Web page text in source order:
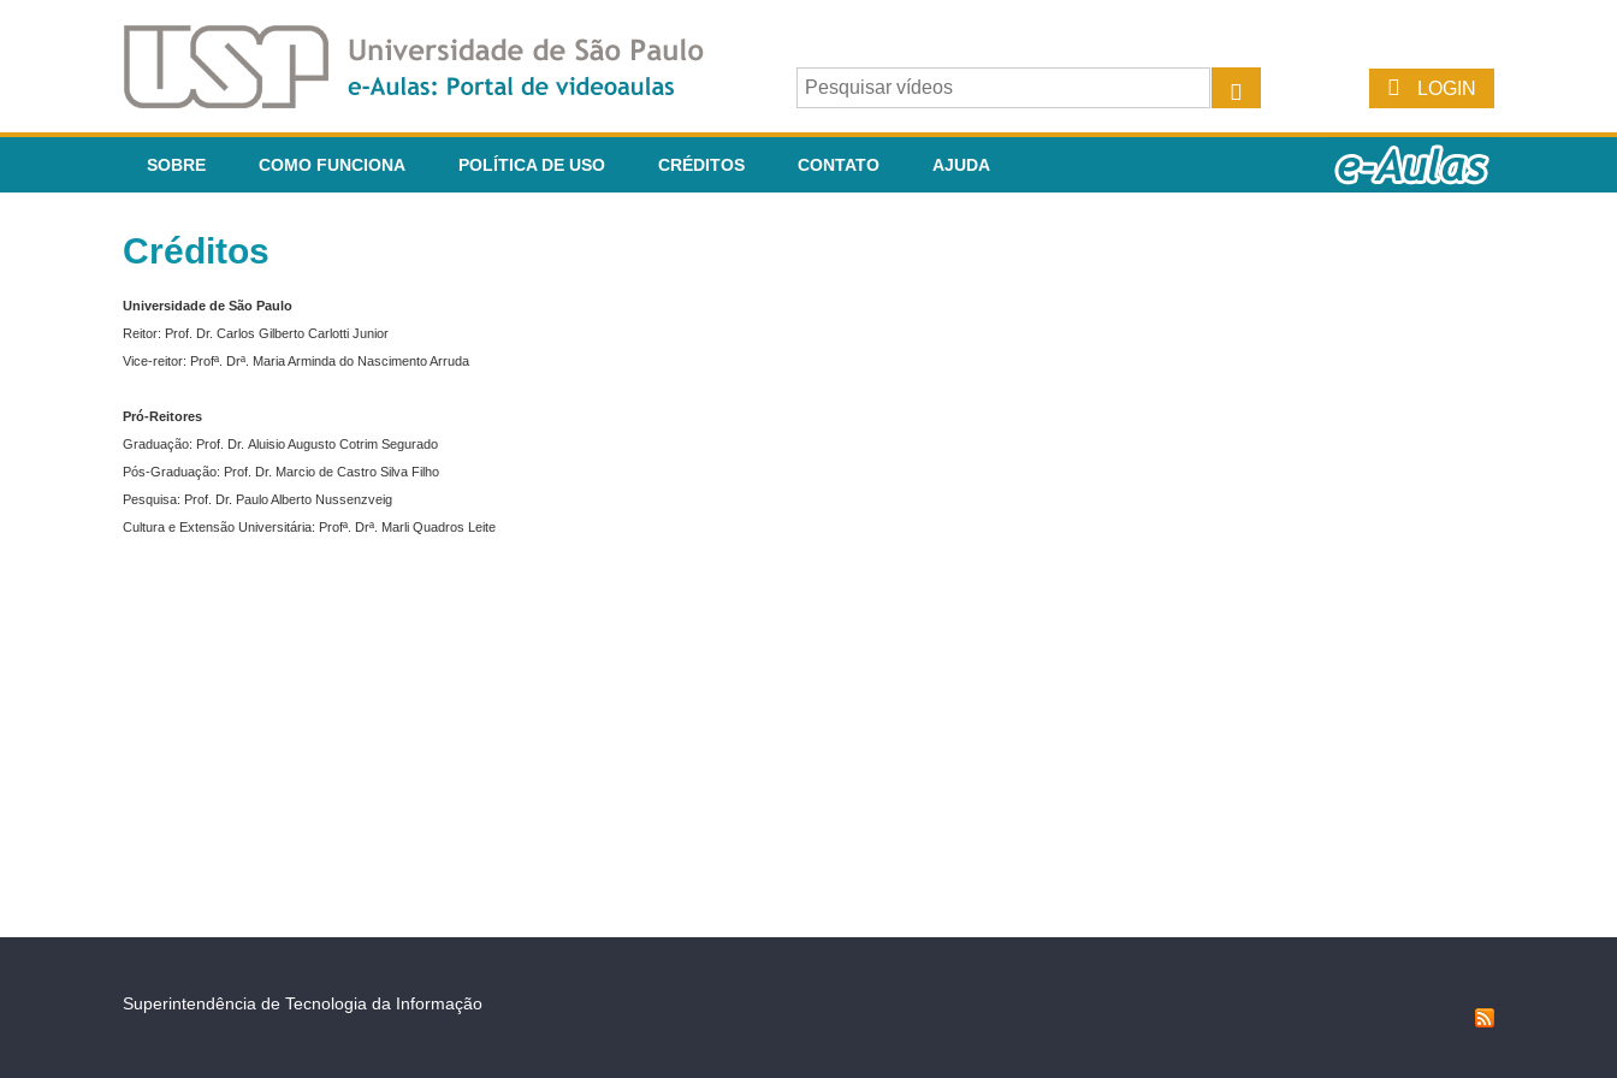
LOGIN
SOBRE COMO FUNCIONA POLÍTICA DE USO CRÉDITOS CONTATO AJUDA
Créditos
Universidade de São Paulo
Reitor: Prof. Dr. Carlos Gilberto Carlotti Junior
Vice-reitor: Profª. Drª. Maria Arminda do Nascimento Arruda
Pró-Reitores
Graduação: Prof. Dr. Aluisio Augusto Cotrim Segurado
Pós-Graduação: Prof. Dr. Marcio de Castro Silva Filho
Pesquisa: Prof. Dr. Paulo Alberto Nussenzveig
Cultura e Extensão Universitária: Profª. Drª. Marli Quadros Leite
Superintendência de Tecnologia da Informação